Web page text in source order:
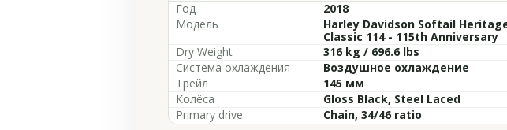
Год
2018
Модель
Harley Davidson Softail
Classic 114 - 115th Anniversary
Dry Weight
316 kg / 696.6 lbs
Система охлаждения
Воздушное охлаждение
Трейл
145 мм
Колёса
Gloss Black, Steel Laced
Primary drive
Chain, 34/46 ratio